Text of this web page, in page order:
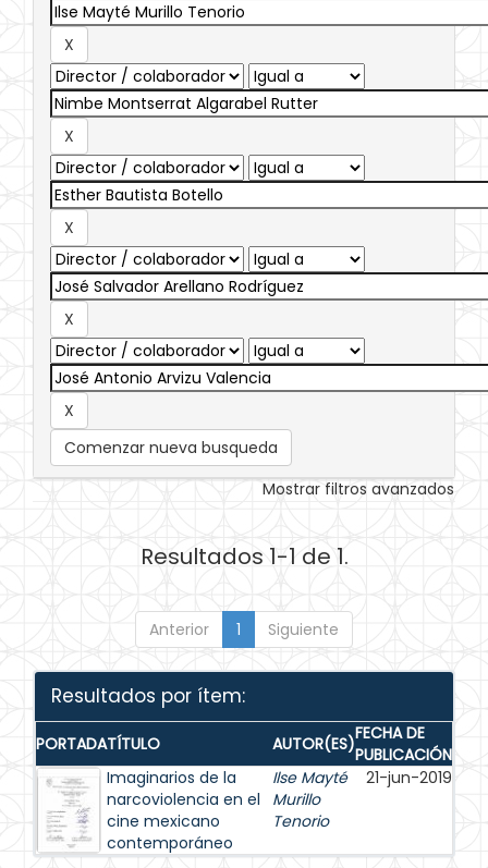
Comenzar nueva busqueda
Mostrar filtros avanzados
Resultados 1-1 de 1.
Anterior 1 Siguiente
Resultados por ítem:
PORTADATÍTULO AUTOR(ES)FECHA DE
PUBLICACIÓN
Imaginarios de la
narcoviolencia en el
cine mexicano
contemporáneo
Ilse Mayté
Murillo
Tenorio
21-jun-2019